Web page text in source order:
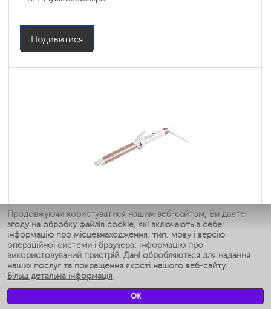
Продовжуючи користуватися нашим веб-сайтом, Ви даєте
згоду на обробку файлів cookie, які включають в себе:
інформацію про місцезнаходження; тип, мову і версію
операційної системи і браузера; інформацію про
використовуваний пристрій. Дані обробляються для надання
наших послуг та покращення якості нашого веб-сайту.
Більш детальна інформація
OK
Подивитися
Щипці для моделювання Polaris PHS
2517Mi
: 4
Колір: белый-розовое золото
Потужність, Вт: 45
Подивитися